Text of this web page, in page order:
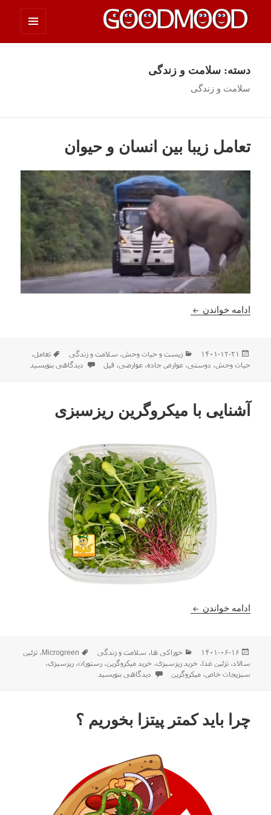
چیزای خووب مووب
دسته:سلامت و زندگی
سلامت و زندگی
تعامل زیبا بین انسان و حیوان
ادامه خواندن تعامل زیبا بین انسان و حیوان
ارسال
شده
۱۴۰۱-۱۲-۲۱ دسته‌ها
زیست و حیات وحش، سلامت و زندگی برچسب‌ها
تعامل،
حیات وحش، دوستی،عوارض جاده،عوارضی،فیل برای تعامل زیبا بین انسان و
دیدگاهی بنویسید
آشنایی با میکروگرین ریزسبزی
ادامه خواندن آشنایی با میکروگرین ریزسبزی
ارسال
شده
در
۱۴۰۱-۰۶-۱۶ دسته‌ها
خوراکی ها، سلامت و زندگی برچسب‌ها
Microgreen،تزئین
سالاد،تزئین غذا،خرید ریزسبزی،خرید میکروگرین،رستوران،ریزسبزی،
سبزیجات خاص،میکروگرین برای آشنایی با میکروگرین ریزسبزی
دیدگاهی بنویسید
چرا باید کمتر پیتزا بخوریم ؟‌